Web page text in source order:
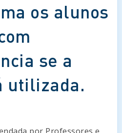
os alunos
se a
utilizada.